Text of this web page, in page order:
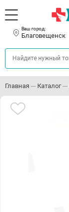
Ваш город:
Благовещенск
Главная Каталог